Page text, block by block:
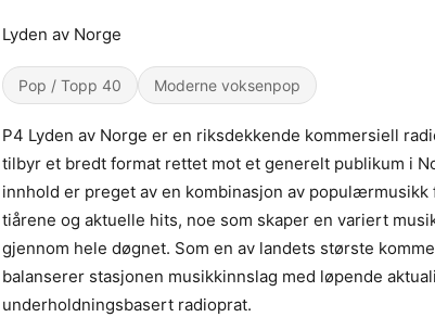
Lyden av Norge
Pop / Topp 40 Moderne voksenpop
P4 Lyden av Norge er en riksdekkende kommersiell
tilbyr et bredt format rettet mot et generelt publikum i
innhold er preget av en kombinasjon av populærmusikk
tiårene og aktuelle hits, noe som skaper en variert
gjennom hele døgnet. Som en av landets største
balanserer stasjonen musikkinnslag med løpende
underholdningsbasert radioprat.